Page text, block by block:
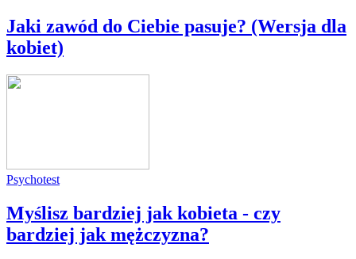
Jaki zawód do Ciebie pasuje? (Wersja dla
kobiet)
Psychotest
Myślisz bardziej jak kobieta - czy
bardziej jak mężczyzna?